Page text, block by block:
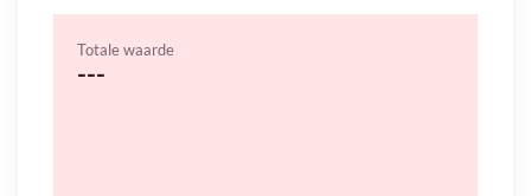
Totale waarde
---